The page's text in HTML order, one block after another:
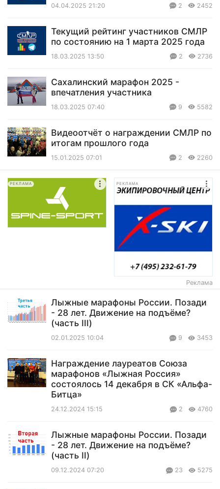
04.04.2025 21:20 2 2452
Текущий рейтинг участников СМЛР
по состоянию на 1 марта 2025 года
18.03.2025 13:50 2 2736
Сахалинский марафон 2025 -
впечатления участника
18.03.2025 07:40 9 5582
Видеоотчёт о награждении СМЛР по
итогам прошлого года
15.01.2025 07:01 2 2260
РЕКЛАМА РЕКЛАМА
Реклама
Лыжные марафоны России. Позади
- 28 лет. Движение на подъёме?
(часть III)
02.01.2025 10:04 9 3453
Награждение лауреатов Союза
марафонов «Лыжная Россия»
состоялось 14 декабря в СК «Альфа-
Битца»
24.12.2024 15:15 2 4760
Лыжные марафоны России. Позади
- 28 лет. Движение на подъёме?
(часть II)
09.12.2024 07:20 23 5275